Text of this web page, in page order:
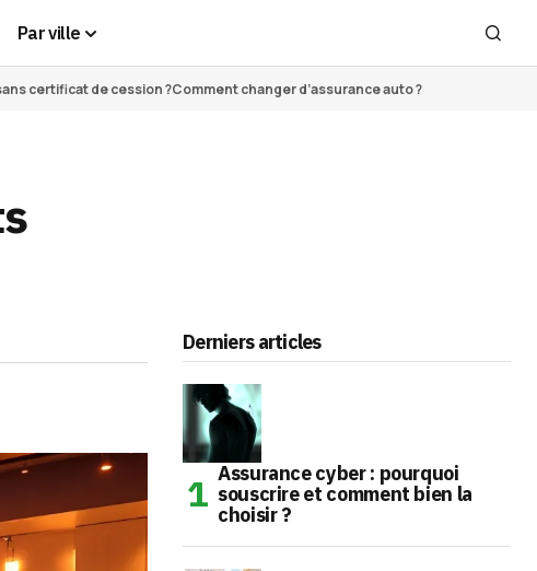
Par ville
certificat de cession ?Comment changer d’assurance auto ?
Derniers articles
Assurance cyber : pourquoi
souscrire et comment bien la
choisir ?